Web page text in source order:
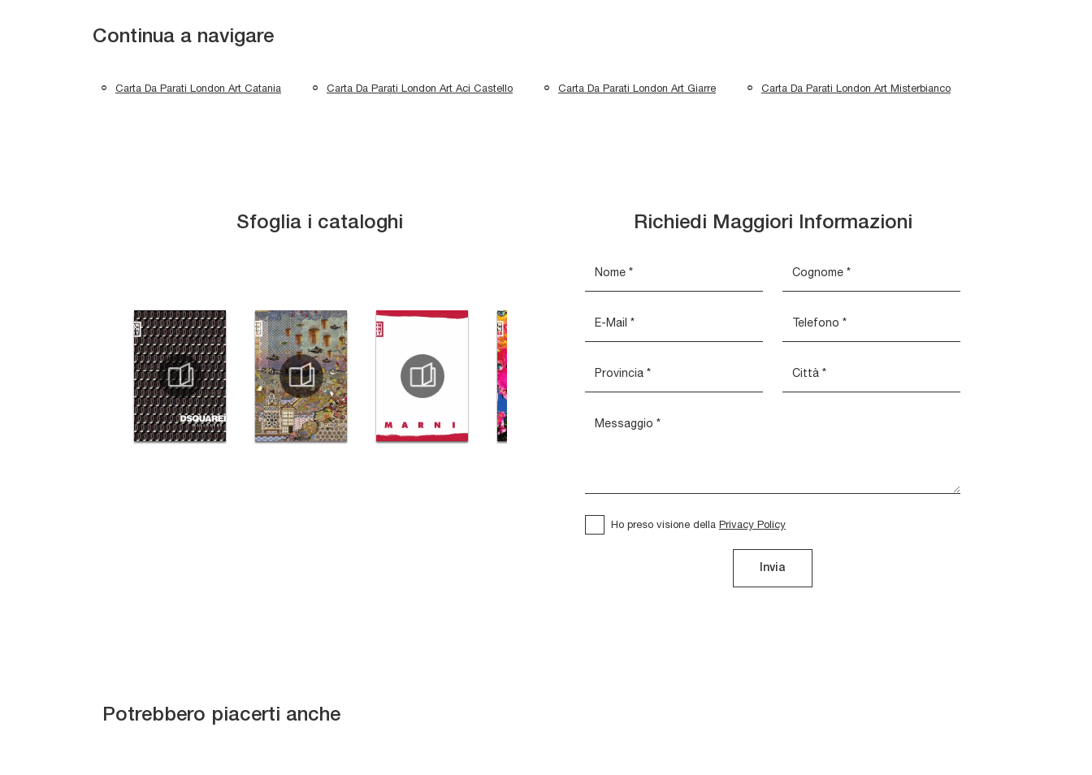
Continua a navigare
Carta Da Parati London Art Catania Carta Da Parati London Art Aci Castello Carta Da Parati London Art Giarre Carta Da Parati London Art Misterbianco
Sfoglia i cataloghi Richiedi Maggiori Informazioni
Ho preso visione della Privacy Policy
Invia
Potrebbero piacerti anche
Atlantis